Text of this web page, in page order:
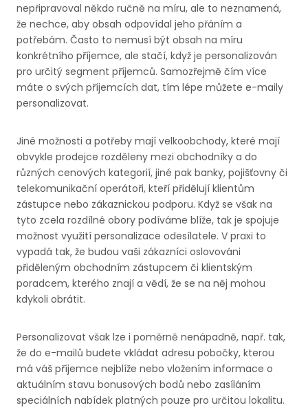
nepřipravoval někdo ručně na míru, ale to neznamená,
že nechce, aby obsah odpovídal jeho přáním a
potřebám. Často to nemusí být obsah na míru
konkrétního příjemce, ale stačí, když je personalizován
pro určitý segment příjemců. Samozřejmě čím více
máte o svých příjemcích dat, tím lépe můžete e-maily
personalizovat.
Jiné možnosti a potřeby mají velkoobchody, které mají
obvykle prodejce rozděleny mezi obchodníky a do
různých cenových kategorií, jiné pak banky, pojišťovny či
telekomunikační operátoři, kteří přidělují klientům
zástupce nebo zákaznickou podporu. Když se však na
tyto zcela rozdílné obory podíváme blíže, tak je spojuje
možnost využití personalizace odesílatele. V praxi to
vypadá tak, že budou vaši zákazníci oslovováni
přiděleným obchodním zástupcem či klientským
poradcem, kterého znají a vědí, že se na něj mohou
kdykoli obrátit.
Personalizovat však lze i poměrně nenápadně, např. tak,
že do e-mailů budete vkládat adresu pobočky, kterou
má váš příjemce nejblíže nebo vložením informace o
aktuálním stavu bonusových bodů nebo zasíláním
speciálních nabídek platných pouze pro určitou lokalitu.